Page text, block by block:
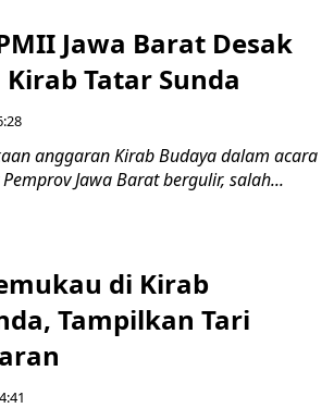
Jawa Barat Desak
Tatar Sunda
anggaran Kirab Budaya dalam acara
Jawa Barat bergulir, salah...
di Kirab
Tampilkan Tari